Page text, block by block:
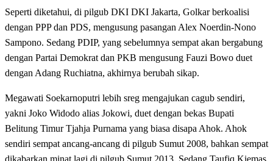
Seperti diketahui, di pilgub DKI DKI Jakarta, Golkar berkoalisi
dengan PPP dan PDS, mengusung pasangan Alex Noerdin-Nono
Sampono. Sedang PDIP, yang sebelumnya sempat akan bergabung
dengan Partai Demokrat dan PKB mengusung Fauzi Bowo duet
dengan Adang Ruchiatna, akhirnya berubah sikap.
Megawati Soekarnoputri lebih sreg mengajukan cagub sendiri,
yakni Joko Widodo alias Jokowi, duet dengan bekas Bupati
Belitung Timur Tjahja Purnama yang biasa disapa Ahok. Ahok
sendiri sempat ancang-ancang di pilgub Sumut 2008, bahkan sempat
dikabarkan minat lagi di pilgub Sumut 2013. Sedang Taufiq Kiemas